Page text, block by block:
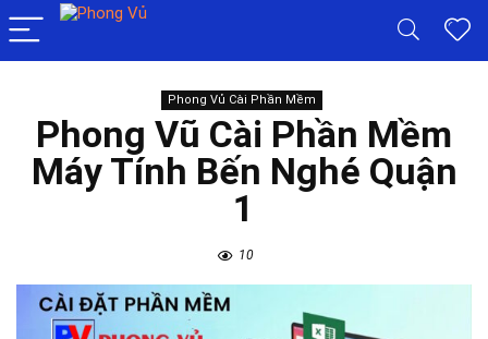
Phong Vủ Cài Phần Mềm
Phong Vũ Cài Phần Mềm
Máy Tính Bến Nghé Quận
1
10